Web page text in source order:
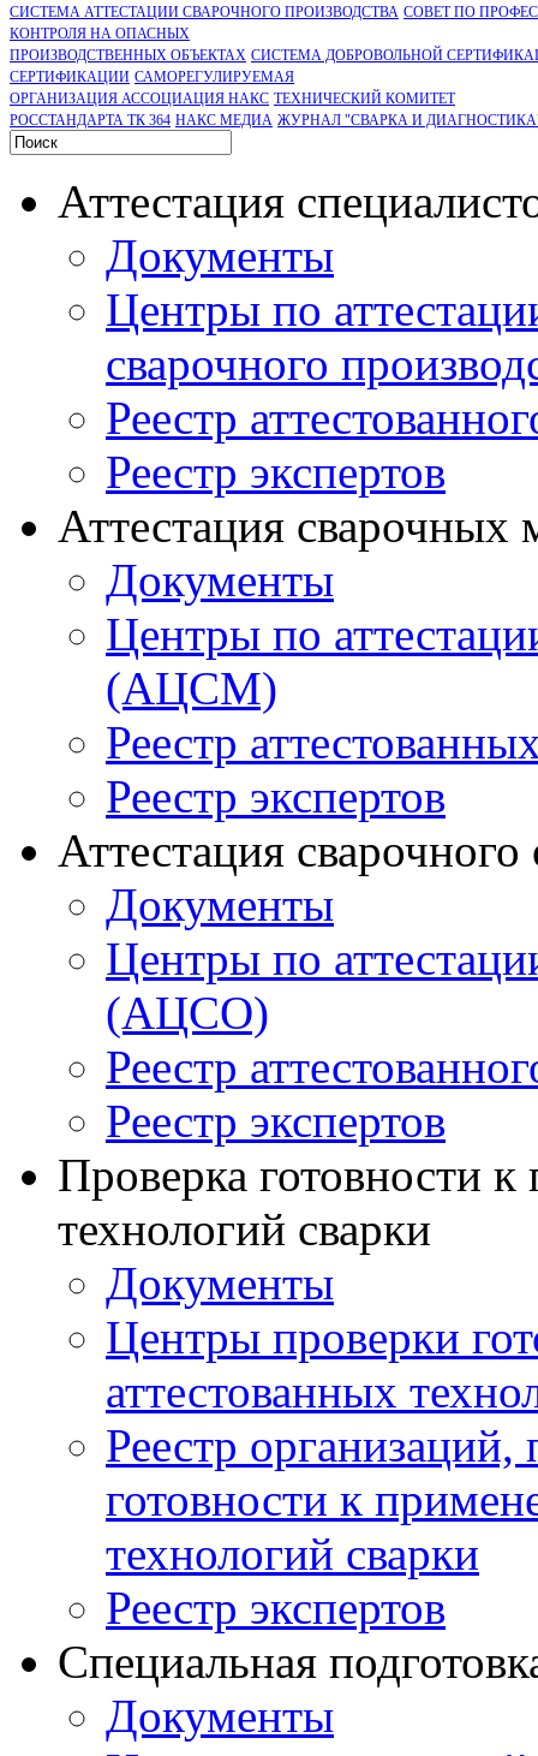
СИСТЕМА АТТЕСТАЦИИ СВАРОЧНОГО ПРОИЗВОДСТВА СОВЕТ ПО
КОНТРОЛЯ НА ОПАСНЫХ
ПРОИЗВОДСТВЕННЫХ ОБЪЕКТАХ СИСТЕМА ДОБРОВОЛЬНОЙ
CЕРТИФИКАЦИИ САМОРЕГУЛИРУЕМАЯ
ОРГАНИЗАЦИЯ АССОЦИАЦИЯ НАКС ТЕХНИЧЕСКИЙ КОМИТЕТ
РОССТАНДАРТА ТК 364 НАКС МЕДИА ЖУРНАЛ "СВАРКА И
Аттестация
Документы
Центры по
сварочного
Реестр
Реестр экспертов
Аттестация сварочных
Документы
Центры по
(АЦСМ)
Реестр
Реестр экспертов
Аттестация
Документы
Центры по
(АЦСО)
Реестр
Реестр экспертов
Проверка готовности
технологий сварки
Документы
Центры проверки
аттестованных
Реестр
готовности к
технологий сварки
Реестр экспертов
Специальная
Документы